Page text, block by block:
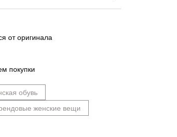
от оригинала
покупки
обувь
женские вещи